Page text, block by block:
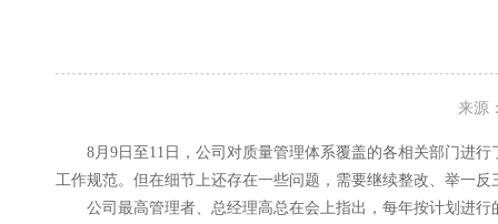
来源
8月9日至11日，公司对质量管理体系覆盖的各相关部门进
工作规范。但在细节上还存在一些问题，需要继续整改、举一
公司最高管理者、总经理高总在会上指出，每年按计划进